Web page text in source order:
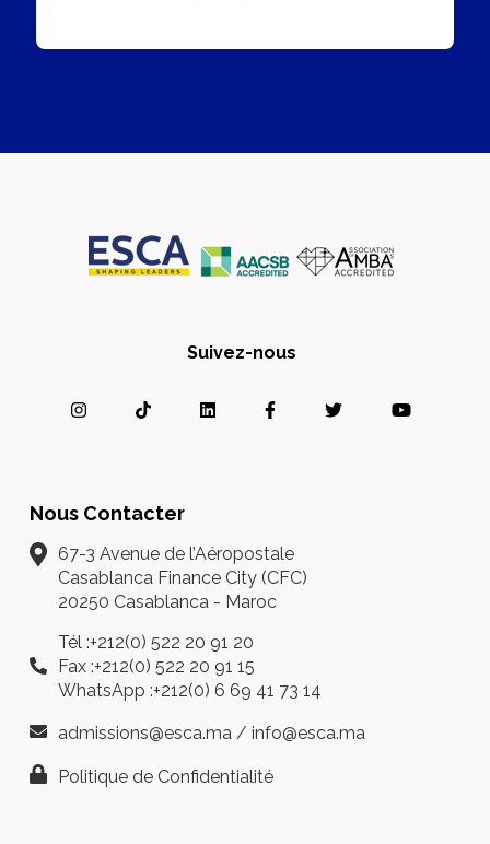
Suivez-nous
Nous Contacter
67-3 Avenue de l’Aéropostale
Casablanca Finance City (CFC)
20250 Casablanca - Maroc
Tél :+212(0) 522 20 91 20
Fax :+212(0) 522 20 91 15
WhatsApp :+212(0) 6 69 41 73 14
admissions@esca.ma / info@esca.ma
Politique de Confidentialité